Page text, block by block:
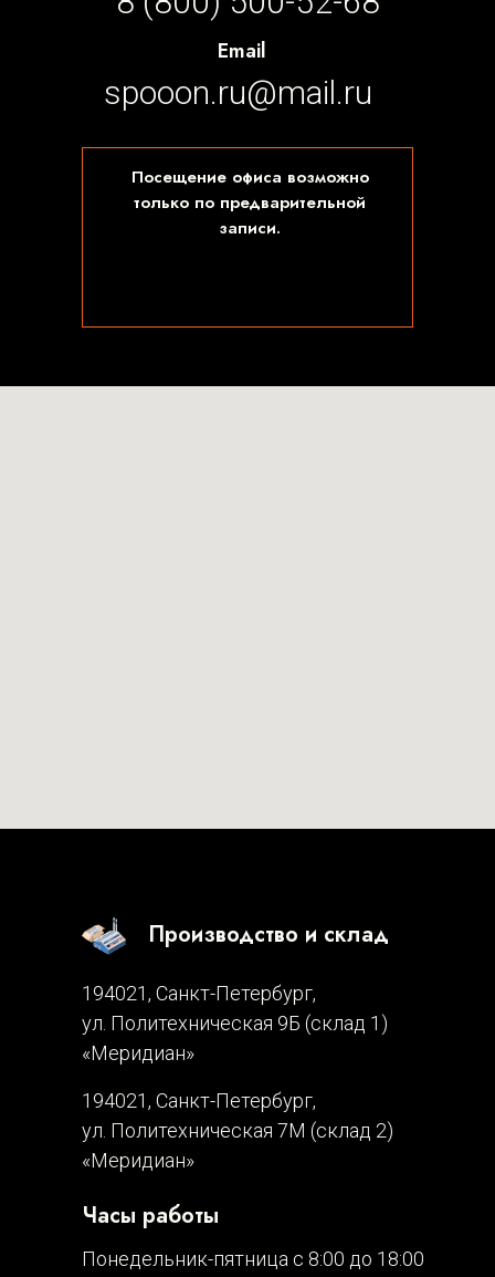
Email
spooon.ru@mail.ru
Посещение офиса возможно
только по предварительной
записи.
Производство и склад
194021, Санкт-Петербург,
ул. Политехническая 9Б (склад 1)
«Меридиан»
Часы работы
Понедельник-пятница с 8:00 до 18:00
194021, Санкт-Петербург,
ул. Политехническая 7М (склад 2)
«Меридиан»